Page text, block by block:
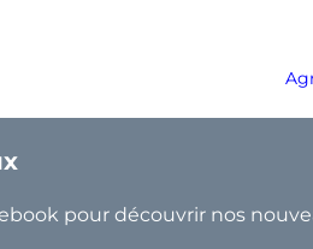
pour découvrir nos